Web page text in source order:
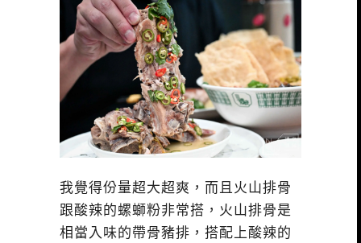
我覺得份量超大超爽，而且火山排骨
跟酸辣的螺螄粉非常搭，火山排骨是
相當入味的帶骨豬排，搭配上酸辣的